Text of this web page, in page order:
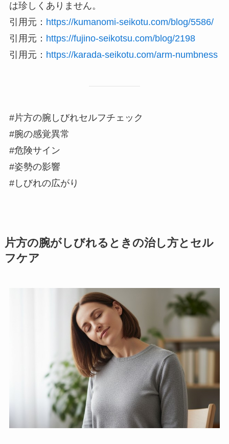
は珍しくありません。
引用元： https://kumanomi-seikotu.com/blog/5586/
引用元： https://fujino-seikotsu.com/blog/2198
引用元： https://karada-seikotu.com/arm-numbness
#片方の腕しびれセルフチェック
#腕の感覚異常
#危険サイン
#姿勢の影響
#しびれの広がり
片方の腕がしびれるときの治し方とセル
フケア